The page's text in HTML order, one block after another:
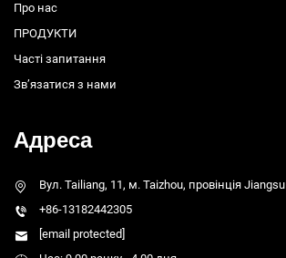
Про нас
ПРОДУКТИ
Часті запитання
Зв’язатися з нами
Адреса
Вул. Tailiang, 11, м. Taizhou, провінція Jiangsu
+86-13182442305
[email protected]